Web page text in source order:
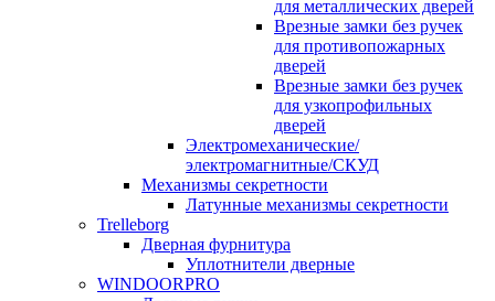
для металлических дверей
Врезные замки без ручек
для противопожарных
дверей
Врезные замки без ручек
для узкопрофильных
дверей
Электромеханические/
электромагнитные/СКУД
Механизмы секретности
Латунные механизмы секретности
Trelleborg
Дверная фурнитура
Уплотнители дверные
WINDOORPRO